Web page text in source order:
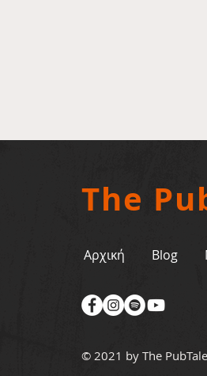
The
Αρχική Blog
© 2021 by The